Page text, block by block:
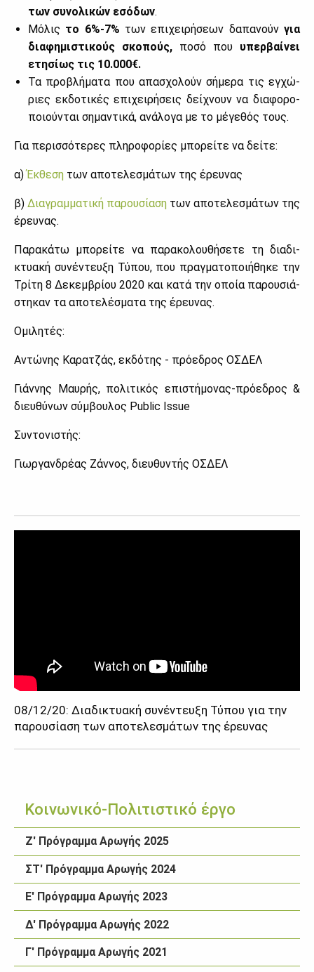
Κοινωνικό-Πολιτιστικό έργο
Ζ' Πρόγραμμα Αρωγής 2025
ΣΤ' Πρόγραμμα Αρωγής 2024
Ε' Πρόγραμμα Αρωγής 2023
Δ' Πρόγραμμα Αρωγής 2022
Γ' Πρόγραμμα Αρωγής 2021
των συ­νο­λι­κών εσό­δων.
Μό­λις το 6%-7% των επι­χει­ρή­σε­ων δα­πα­νούνγια
δια­φη­μι­στι­κούς σκο­πούς, πο­σό που υπερ­βαί­νει
ετη­σί­ως τις 10.000€.
Τα προ­βλή­μα­τα που απα­σχο­λούν σή­με­ρα τις εγ­χώ­
ριες εκ­δο­τι­κές επι­χει­ρή­σεις δεί­χνουν να δια­φο­ρο­
ποιού­νται ση­μα­ντι­κά, ανά­λο­γα με το μέ­γε­θός τους.
Για πε­ρισ­σό­τε­ρες πλη­ρο­φο­ρί­ες μπο­ρεί­τε να δεί­τε:
α)Έκ­θε­ση των απο­τε­λε­σμά­των της έρευ­νας
β) Δια­γραμ­μα­τι­κή πα­ρου­σί­α­ση των απο­τε­λε­σμά­των της
έρευ­νας.
Πα­ρα­κά­τω μπο­ρεί­τε να πα­ρα­κο­λου­θή­σε­τε τη δια­δι­
κτυα­κή συ­νέ­ντευ­ξη Τύ­που, που πραγ­μα­το­ποι­ή­θη­κε την
Τρί­τη 8 Δε­κεμ­βρί­ου 2020 και κα­τά την οποία πα­ρου­σιά­
στη­καν τα απο­τε­λέ­σμα­τα της έρευ­νας.
Ομι­λη­τές:
Αντώ­νης Κα­ρα­τζάς, εκ­δό­της - πρό­ε­δρος ΟΣ­ΔΕΛ
Γιάν­νης Μαυ­ρής, πο­λι­τι­κός επι­στή­μο­νας-πρό­ε­δρος &
διευ­θύ­νων σύμ­βου­λος Public Issue
Συ­ντο­νι­στής:
Γιωρ­γαν­δρέ­ας Ζάν­νος, διευ­θυ­ντής ΟΣ­ΔΕΛ
08/12/20: Διαδικτυακή συνέντευξη Τύπου για την
παρουσίαση των αποτελεσμάτων της έρευνας